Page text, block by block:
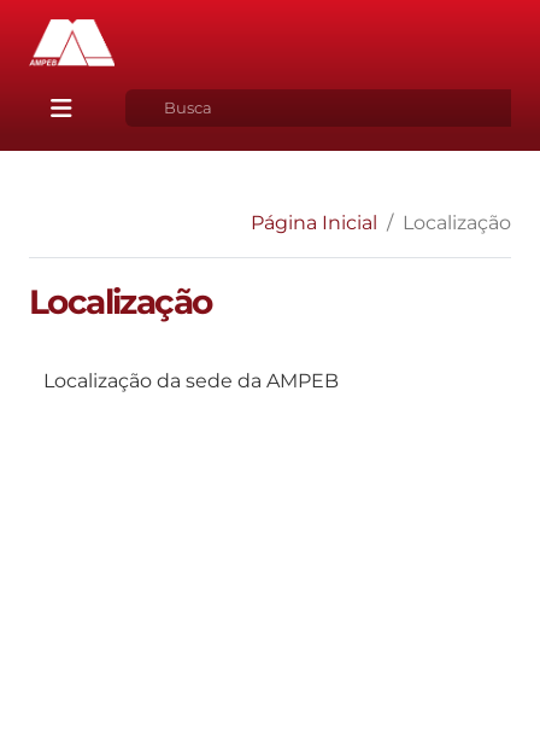
Página Inicial Localização
Localização
Localização da sede da AMPEB